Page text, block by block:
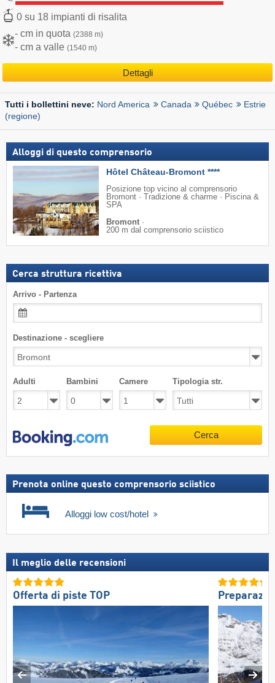
0 su 18 impianti di risalita
- cm in quota (2388 m)
- cm a valle (1540 m)
Dettagli
Tutti i bollettini neve: Nord America Canada Québec
Estrie
(regione)
Alloggi di questo comprensorio
Hôtel Château-Bromont ****
Posizione top vicino al comprensorio
Bromont · Tradizione & charme · Piscina &
SPA
Bromont ·
200 m dal comprensorio sciistico
Cerca struttura ricettiva
Arrivo - Partenza
Destinazione - scegliere
Adulti Bambini Camere Tipologia str.
Cerca
Prenota online questo comprensorio sciistico
Alloggi low cost/hotel
Il meglio delle recensioni
Offerta di piste TOP